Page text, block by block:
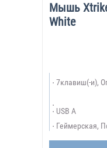
Мышь Xtrike
White
7клавиш(-и),
USB A
Геймерская,